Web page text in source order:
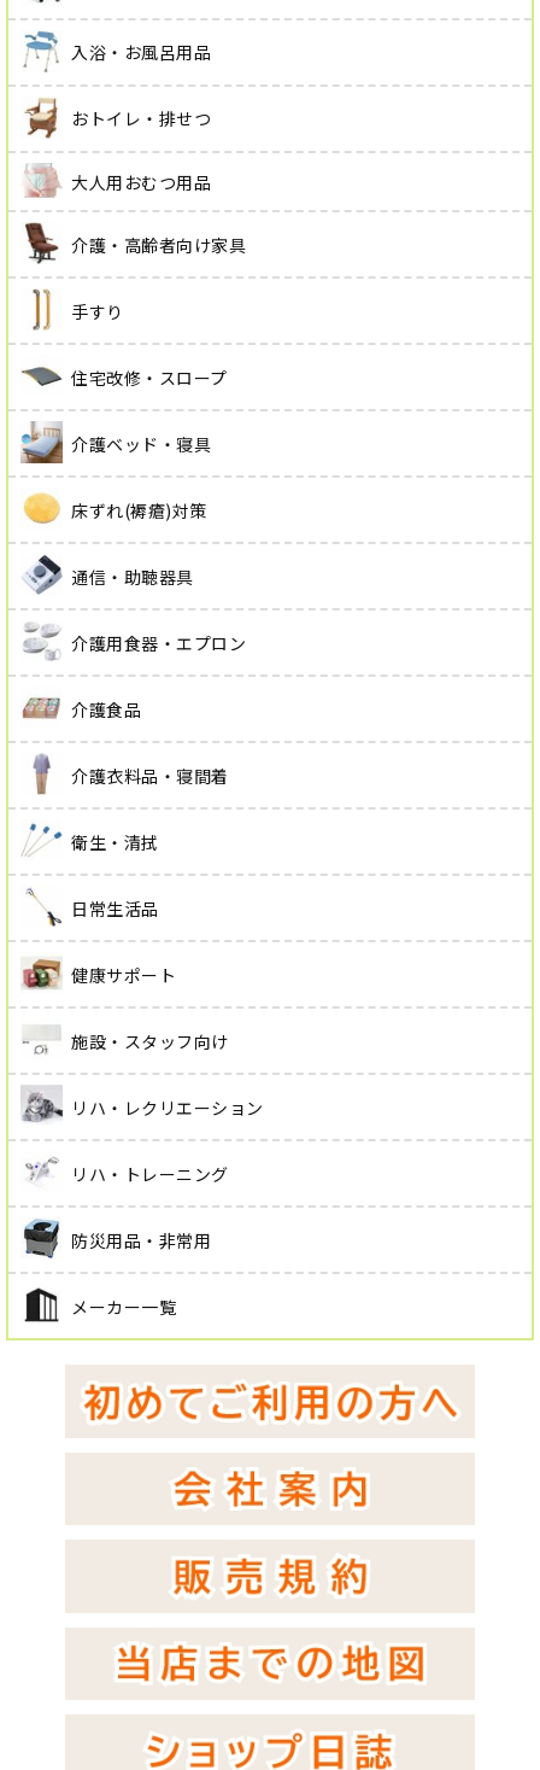
入浴・お風呂用品
おトイレ・排せつ
大人用おむつ用品
介護・高齢者向け家具
手すり
住宅改修・スロープ
介護ベッド・寝具
床ずれ(褥瘡)対策
通信・助聴器具
介護用食器・エプロン
介護食品
介護衣料品・寝間着
衛生・清拭
日常生活品
健康サポート
施設・スタッフ向け
リハ・レクリエーション
リハ・トレーニング
防災用品・非常用
メーカー一覧